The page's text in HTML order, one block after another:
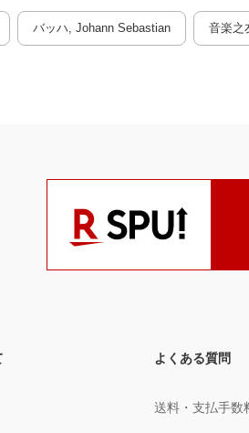
バッハ, Johann Sebastian 音楽之
よくある質問
送料・支払手数